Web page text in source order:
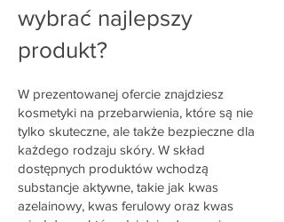
wybrać najlepszy
produkt?
W prezentowanej ofercie znajdziesz
kosmetyki na przebarwienia, które są nie
tylko skuteczne, ale także bezpieczne dla
każdego rodzaju skóry. W skład
dostępnych produktów wchodzą
substancje aktywne, takie jak kwas
azelainowy, kwas ferulowy oraz kwas